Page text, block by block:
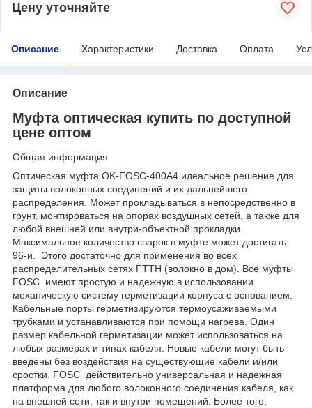
Цену уточняйте
Описание Характеристики Доставка Оплата
Описание
Муфта оптическая купить по доступной
цене оптом
Общая информация
Оптическая муфта OK-FOSC-400A4 идеальное решение для
защиты волоконных соединений и их дальнейшего
распределения. Может прокладываться в непосредственно в
грунт, монтироваться на опорах воздушных сетей, а также для
любой внешней или внутри-объектной прокладки.
Максимальное количество сварок в муфте может достигать
96-и. Этого достаточно для применения во всех
распределительных сетях FTTH (волокно в дом). Все муфты
FOSC имеют простую и надежную в использовании
механическую систему герметизации корпуса с основанием.
Кабельные порты герметизируются термоусаживаемыми
трубками и устанавливаются при помощи нагрева. Один
размер кабельной герметизации может использоваться на
любых размерах и типах кабеля. Новые кабели могут быть
введены без воздействия на существующие кабели и/или
сростки. FOSC действительно универсальная и надежная
платформа для любого волоконного соединения кабеля, как
на внешней сети, так и внутри помещений. Более того,